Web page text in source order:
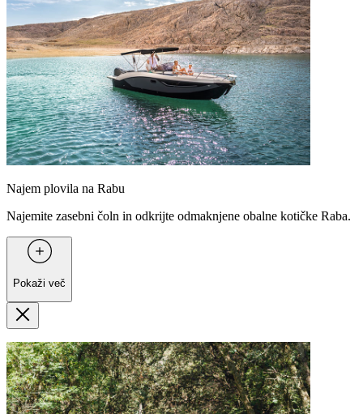
Najem plovila na Rabu
Najemite zasebni čoln in odkrijte odmaknjene obalne kotičke Raba.
Pokaži več